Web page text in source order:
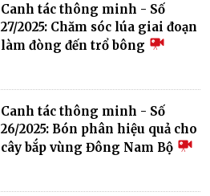
Canh tác thông minh - Số
27/2025: Chăm sóc lúa giai đoạn
làm đòng đến trổ bông
Canh tác thông minh - Số
26/2025: Bón phân hiệu quả cho
cây bắp vùng Đông Nam Bộ